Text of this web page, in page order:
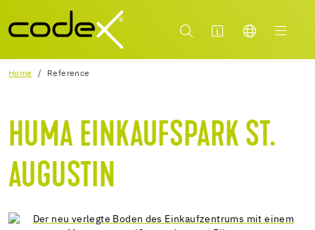
Home Reference
HUMA EINKAUFSPARK ST.
AUGUSTIN